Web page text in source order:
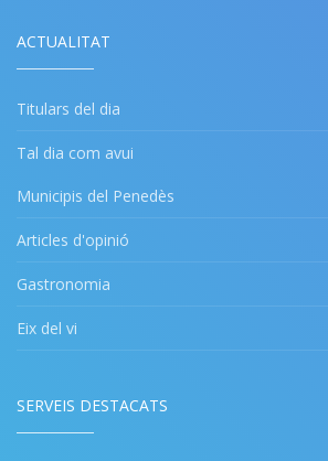
ACTUALITAT
Titulars del dia
Tal dia com avui
Municipis del Penedès
Articles d'opinió
Gastronomia
Eix del vi
SERVEIS DESTACATS